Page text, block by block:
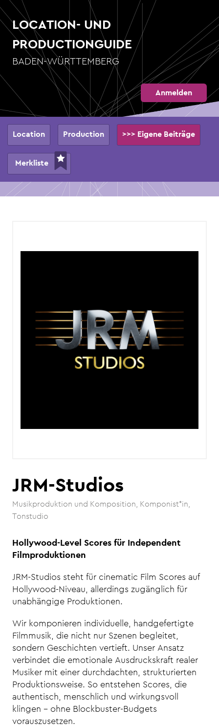
Direkt
zum
Inhalt
LOCATION- UND
PRODUCTIONGUIDE
BADEN-WÜRTTEMBERG
Anmelden
Hauptnavigation
Location Production >>> Eigene Beiträge
Merkliste
JRM-Studios
Musikproduktion und Komposition Komponist*in
Tonstudio
Hollywood-Level Scores für Independent
Filmproduktionen
JRM-Studios steht für cinematic Film Scores auf
Hollywood-Niveau, allerdings zugänglich für
unabhängige Produktionen.
Wir komponieren individuelle, handgefertigte
Filmmusik, die nicht nur Szenen begleitet,
sondern Geschichten vertieft. Unser Ansatz
verbindet die emotionale Ausdruckskraft realer
Musiker mit einer durchdachten, strukturierten
Produktionsweise. So entstehen Scores, die
authentisch, menschlich und wirkungsvoll
klingen – ohne Blockbuster-Budgets
vorauszusetzen.